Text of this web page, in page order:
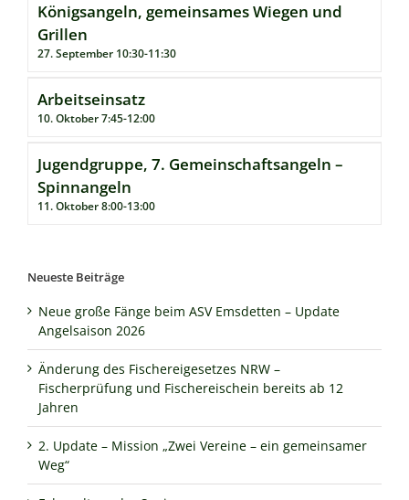
Königsangeln, gemeinsames Wiegen und
Grillen
27. September 10:30-11:30
Arbeitseinsatz
10. Oktober 7:45-12:00
Jugendgruppe, 7. Gemeinschaftsangeln –
Spinnangeln
11. Oktober 8:00-13:00
Neueste Beiträge
Neue große Fänge beim ASV Emsdetten – Update
Angelsaison 2026
Änderung des Fischereigesetzes NRW –
Fischerprüfung und Fischereischein bereits ab 12
Jahren
2. Update – Mission „Zwei Vereine – ein gemeinsamer
Weg“